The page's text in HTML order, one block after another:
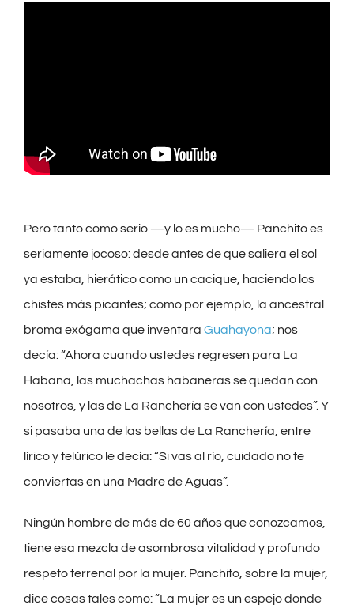
Pero tanto como serio —y lo es mucho— Panchito es
seriamente jocoso: desde antes de que saliera el sol
ya estaba, hierático como un cacique, haciendo los
chistes más picantes; como por ejemplo, la ancestral
broma exógama que inventara Guahayona; nos
decía: “Ahora cuando ustedes regresen para La
Habana, las muchachas habaneras se quedan con
nosotros, y las de La Ranchería se van con ustedes”. Y
si pasaba una de las bellas de La Ranchería, entre
lírico y telúrico le decía: “Si vas al río, cuidado no te
conviertas en una Madre de Aguas”.
Ningún hombre de más de 60 años que conozcamos,
tiene esa mezcla de asombrosa vitalidad y profundo
respeto terrenal por la mujer. Panchito, sobre la mujer,
dice cosas tales como: “La mujer es un espejo donde